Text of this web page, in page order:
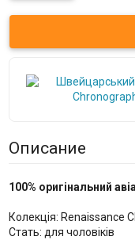
Описание
100% оригінальний
Колекція: Renaissance
Стать: для чоловіків